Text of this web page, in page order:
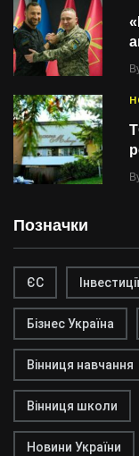
Позначки
ЄС
Бізнес Україна
Вінниця навчання
Вінниця школи
Новини України